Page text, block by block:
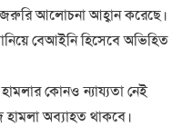
জরুরি আলোচনা আহ্বান করেছে।
বেআইনি হিসেবে অভিহিত
কোনও ন্যায্যতা নেই
অব্যাহত থাকবে।